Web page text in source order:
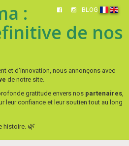
BLOG
:
de nos
et d'innovation, nous annonçons avec
de notre site.
gratitude envers nos partenaires,
leur confiance et leur soutien tout au long
histoire. 🌿